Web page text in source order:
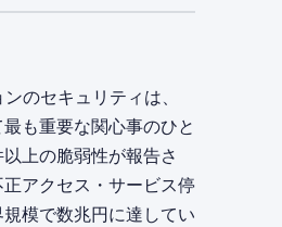
のセキュリティは、
も重要な関心事のひと
上の脆弱性が報告さ
アクセス・サービス停
模で数兆円に達してい